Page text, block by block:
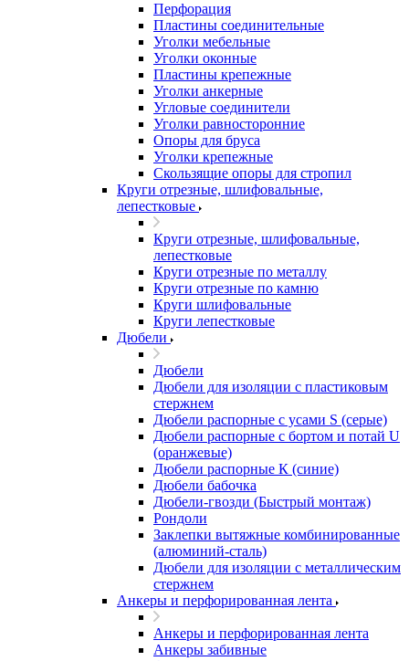
Перфорация
Пластины соединительные
Уголки мебельные
Уголки оконные
Пластины крепежные
Уголки анкерные
Угловые соединители
Уголки равносторонние
Опоры для бруса
Уголки крепежные
Скользящие опоры для стропил
Круги отрезные, шлифовальные,
лепестковые
Круги отрезные, шлифовальные,
лепестковые
Круги отрезные по металлу
Круги отрезные по камню
Круги шлифовальные
Круги лепестковые
Дюбели
Дюбели
Дюбели для изоляции с пластиковым
стержнем
Дюбели распорные с усами S (серые)
Дюбели распорные c бортом и потай U
(оранжевые)
Дюбели распорные К (синие)
Дюбели бабочка
Дюбели-гвозди (Быстрый монтаж)
Рондоли
Заклепки вытяжные комбинированные
(алюминий-сталь)
Дюбели для изоляции с металлическим
стержнем
Анкеры и перфорированная лента
Анкеры и перфорированная лента
Анкеры забивные